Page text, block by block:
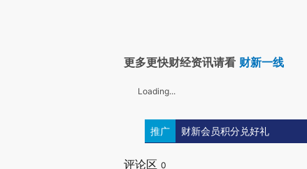
更多更快财经资讯请看 财新一线
Loading...
推广 财新会员积分兑好礼
评论区 0